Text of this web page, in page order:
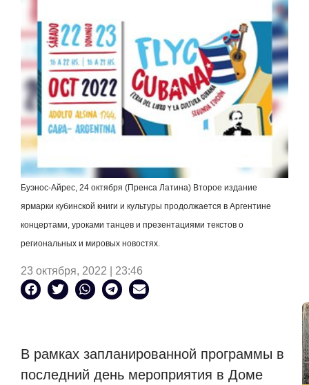
Буэнос-Айрес, 24 октября (Пренса Латина) Второе издание
ярмарки кубинской книги и культуры продолжается в Аргентине
концертами, уроками танцев и презентациями текстов о
региональных и мировых новостях.
23 октября, 2022 | 23:46
В рамках запланированной программы в
последний день мероприятия в Доме